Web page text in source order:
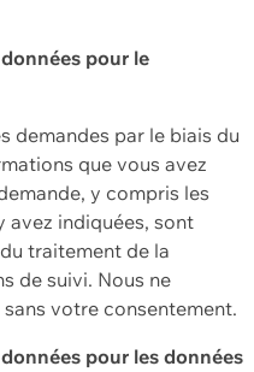
pour le
demandes par le biais du
que vous avez
y compris les
avez indiquées, sont
traitement de la
de suivi. Nous ne
votre consentement.
pour les données